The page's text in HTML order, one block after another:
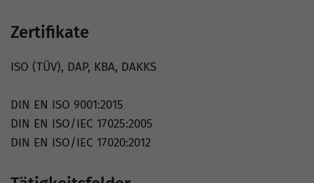
Zertifikate
ISO (TÜV), DAP, KBA, DAKKS
DIN EN ISO 9001:2015
DIN EN ISO/IEC 17025:2005
DIN EN ISO/IEC 17020:2012